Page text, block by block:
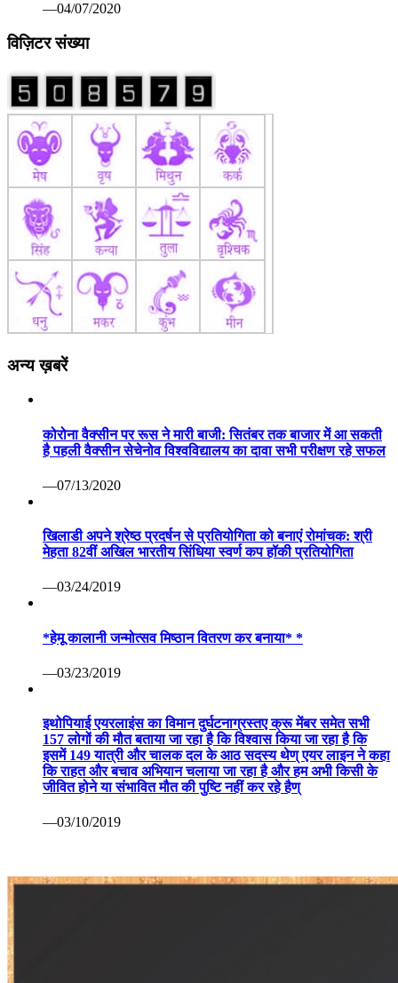
—04/07/2020
विज़िटर संख्या
अन्य ख़बरें
कोरोना वैक्सीन पर रूस ने मारी बाजी: सितंबर तक बाजार में आ सकती
है पहली वैक्सीन सेचेनोव विश्वविद्यालय का दावा सभी परीक्षण रहे सफल
—07/13/2020
खिलाडी अपने श्रेष्ठ प्रदर्षन से प्रतियोगिता को बनाएं रोमांचक: श्री
मेहता 82वीं अखिल भारतीय सिंधिया स्वर्ण कप हॉकी प्रतियोगिता
—03/24/2019
*हेमू कालानी जन्मोत्सव मिष्ठान वितरण कर बनाया* *
—03/23/2019
इथोपियाई एयरलाइंस का विमान दुर्घटनाग्रस्तए क्रू मेंबर समेत सभी
157 लोगों की मौत बताया जा रहा है कि विश्वास किया जा रहा है कि
इसमें 149 यात्री और चालक दल के आठ सदस्य थेण् एयर लाइन ने कहा
कि राहत और बचाव अभियान चलाया जा रहा है और हम अभी किसी के
जीवित होने या संभावित मौत की पुष्टि नहीं कर रहे हैण्
—03/10/2019